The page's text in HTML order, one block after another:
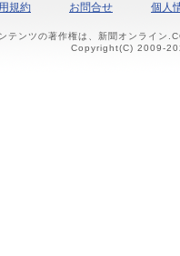
規約 お問合せ 個人
テンツの著作権は、新聞オンライン
Copyright(C) 2009-